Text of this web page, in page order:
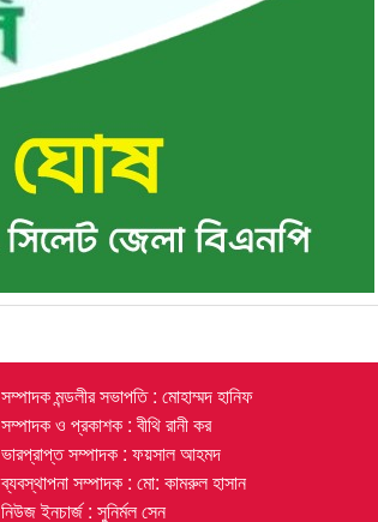
সম্পাদক মন্ডলীর সভাপতি : মোহাম্মদ হানিফ
সম্পাদক ও প্রকাশক : বীথি রানী কর
ভারপ্রাপ্ত সম্পাদক : ফয়সাল আহমদ
ব্যবস্থাপনা সম্পাদক : মো: কামরুল হাসান
নিউজ ইনচার্জ : সুনির্মল সেন